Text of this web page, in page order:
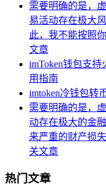
需要明确的是，
易活动存在极大
此，我不能按照
文章
imToken钱包支
用指南
imtoken冷钱包转
需要明确的是，
动存在极大的金
来严重的财产损
关文章
热门文章